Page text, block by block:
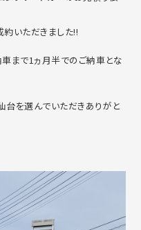
いただきました!!
まで1ヵ月半でのご納車とな
台を選んでいただきありがと